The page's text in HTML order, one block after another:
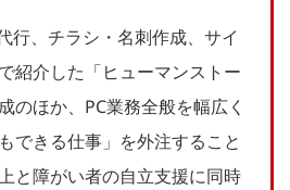
行、チラシ・名刺作成、サイ
紹介した「ヒューマンストー
のほか、PC業務全般を幅広く
できる仕事」を外注すること
と障がい者の自立支援に同時